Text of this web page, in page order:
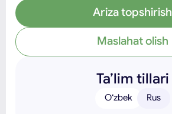
Ariza topshirish
Maslahat olish
Ta’lim tillari
O‘zbek Rus